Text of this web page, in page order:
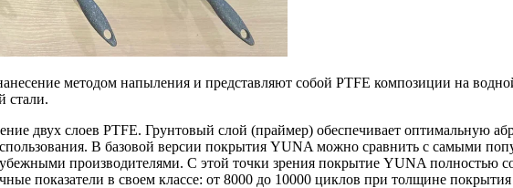
методом напыления и представляют собой PTFE композиции на
стали.
двух слоев PTFE. Грунтовый слой (праймер) обеспечивает оптимальную
В базовой версии покрытия YUNA можно сравнить с самыми
производителями. С этой точки зрения покрытие YUNA полностью
показатели в своем классе: от 8000 до 10000 циклов при толщине